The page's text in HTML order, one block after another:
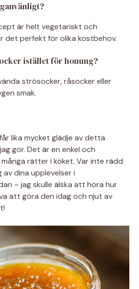
är helt vegetariskt och
det perfekt för olika kostbehov.
istället för honung?
strösocker, råsocker eller
smak.
lika mycket glädje av detta
gör. Det är en enkel och
rätter i köket. Var inte rädd
dina upplevelser i
– jag skulle älska att höra hur
att göra den idag och njut av